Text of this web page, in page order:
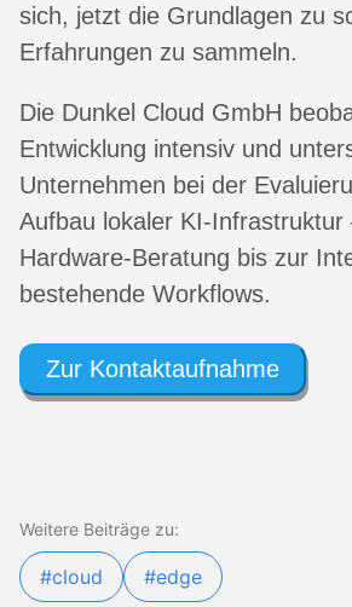
sich, jetzt die Grundlagen zu
Erfahrungen zu sammeln.
Die Dunkel Cloud GmbH
Entwicklung intensiv und
Unternehmen bei der
Aufbau lokaler KI-Infrastruktur
Hardware-Beratung bis zur
bestehende Workflows.
Zur Kontaktaufnahme
Weitere Beiträge zu:
#cloud #edge